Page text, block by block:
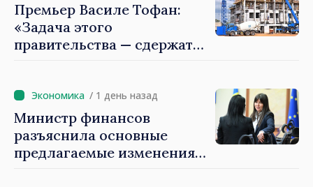
Премьер Василе Тофан:
«Задача этого
правительства — сдержать
/ 1 день назад
Министр финансов
разъяснила основные
предлагаемые изменения